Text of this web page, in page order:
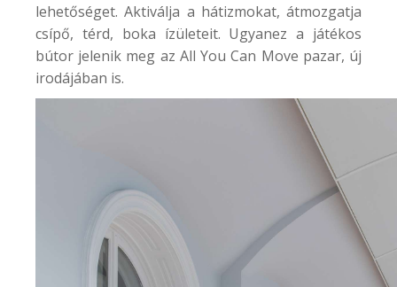
lehetőséget. Aktiválja a hátizmokat, átmozgatja
csípő, térd, boka ízületeit. Ugyanez a játékos
bútor jelenik meg az All You Can Move pazar, új
irodájában is.